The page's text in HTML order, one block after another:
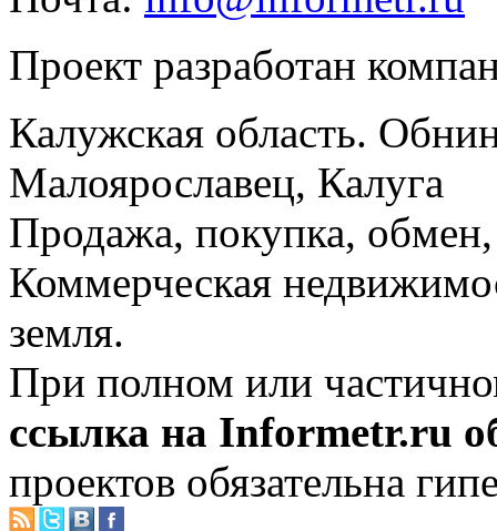
Проект разработан
Калужская область.
Малоярославец, Калуга
Продажа, покупка, обмен,
Коммерческая
земля.
При полном или
ссылка на Informetr.ru
проектов обязательна